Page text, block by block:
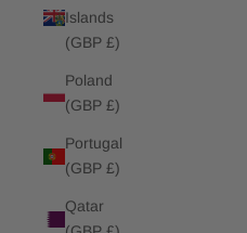
Islands
(GBP £)
Poland
(GBP £)
Portugal
(GBP £)
Qatar